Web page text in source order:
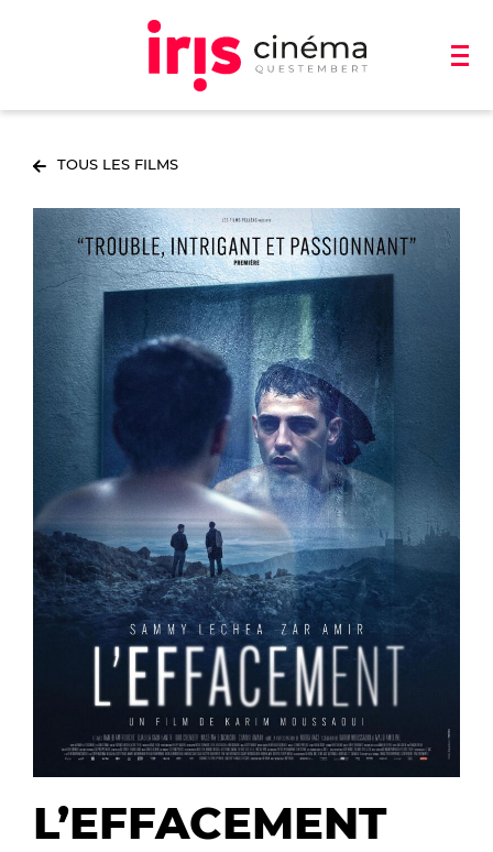
TOUS LES FILMS
L’EFFACEMENT